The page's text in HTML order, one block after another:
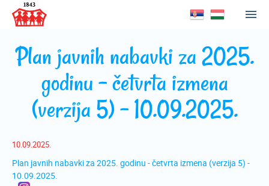
Plan javnih nabavki za 2025.
godinu - četvrta izmena
(verzija 5) - 10.09.2025.
10.09.2025.
Plan javnih nabavki za 2025. godinu - četvrta izmena (verzija 5) -
10.09.2025.